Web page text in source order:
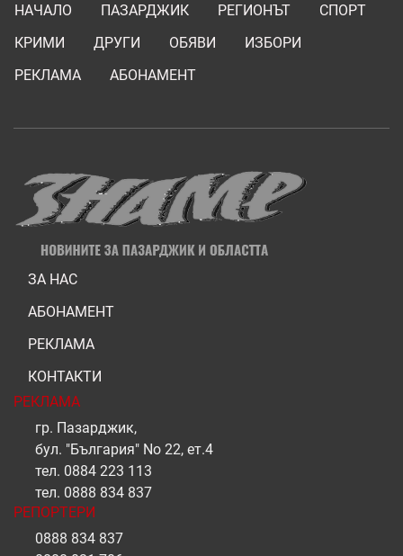
НАЧАЛО ПАЗАРДЖИК РЕГИОНЪТ
СПОРТ
КРИМИ
ДРУГИ ОБЯВИ
ИЗБОРИ
РЕКЛАМА
АБОНАМЕНТ
ЗА НАС
АБОНАМЕНТ
РЕКЛАМА
КОНТАКТИ
РЕКЛАМА
гр. Пазарджик,
бул. "България" No 22, ет.4
тел. 0884 223 113
тел. 0888 834 837
РЕПОРТЕРИ
0888 834 837